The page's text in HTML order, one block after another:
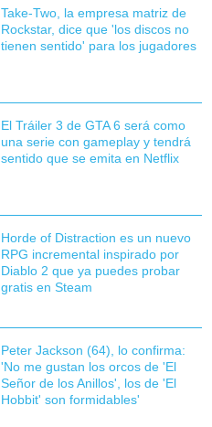
Take-Two, la empresa matriz de
Rockstar, dice que 'los discos no
tienen sentido' para los jugadores
El Tráiler 3 de GTA 6 será como
una serie con gameplay y tendrá
sentido que se emita en Netflix
Horde of Distraction es un nuevo
RPG incremental inspirado por
Diablo 2 que ya puedes probar
gratis en Steam
Peter Jackson (64), lo confirma:
'No me gustan los orcos de 'El
Señor de los Anillos', los de 'El
Hobbit' son formidables'